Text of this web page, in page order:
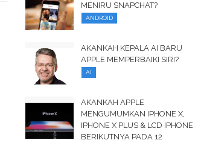
MENIRU SNAPCHAT?
ANDROID
AKANKAH KEPALA AI BARU
APPLE MEMPERBAIKI SIRI?
AI
AKANKAH APPLE
MENGUMUMKAN IPHONE X,
IPHONE X PLUS & LCD IPHONE
BERIKUTNYA PADA 12